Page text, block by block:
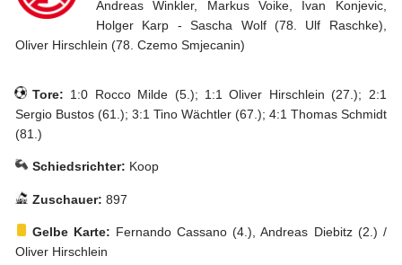
Fanzine
Bilderarchiv
Fans
On
Tour
Fanturniere
Fanfreundschaften
Downloads
Andreas Winkler, Markus Voike, Ivan Konjevic,
Holger Karp - Sascha Wolf (78. Ulf Raschke),
Oliver Hirschlein (78. Czemo Smjecanin)
Tore: 1:0 Rocco Milde (5.); 1:1 Oliver Hirschlein (27.); 2:1
Sergio Bustos (61.); 3:1 Tino Wächtler (67.); 4:1 Thomas Schmidt
(81.)
Schiedsrichter: Koop
Zuschauer: 897
Gelbe Karte: Fernando Cassano (4.), Andreas Diebitz (2.) /
Oliver Hirschlein